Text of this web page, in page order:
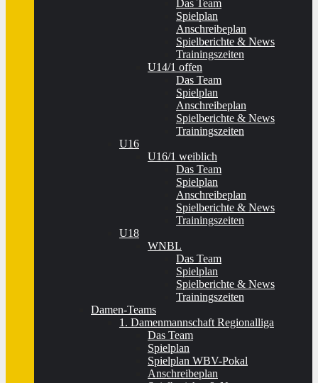
Das Team
Spielplan
Anschreibeplan
Spielberichte & News
Trainingszeiten
U14/1 offen
Das Team
Spielplan
Anschreibeplan
Spielberichte & News
Trainingszeiten
U16
U16/1 weiblich
Das Team
Spielplan
Anschreibeplan
Spielberichte & News
Trainingszeiten
U18
WNBL
Das Team
Spielplan
Spielberichte & News
Trainingszeiten
Damen-Teams
1. Damenmannschaft Regionalliga
Das Team
Spielplan
Spielplan WBV-Pokal
Anschreibeplan